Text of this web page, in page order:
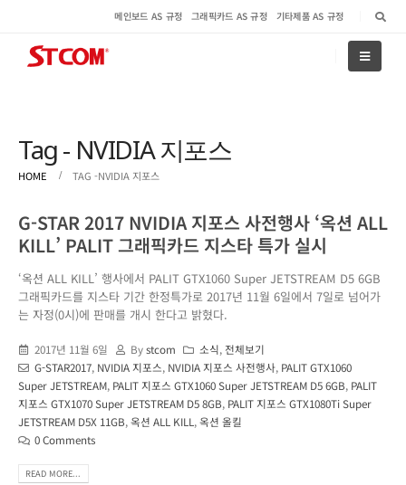
메인보드 AS 규정 그래픽카드 AS 규정 기타제품 AS 규정
Tag - NVIDIA 지포스
HOME TAG -NVIDIA 지포스
G-STAR 2017 NVIDIA 지포스 사전행사 ‘옥션 ALL
KILL’ PALIT 그래픽카드 지스타 특가 실시
‘옥션 ALL KILL’ 행사에서 PALIT GTX1060 Super JETSTREAM D5 6GB
그래픽카드를 지스타 기간 한정특가로 2017년 11월 6일에서 7일로 넘어가
는 자정(0시)에 판매를 개시 한다고 밝혔다.
2017년 11월 6일 Bystcom 소식, 전체보기
G-STAR2017, NVIDIA 지포스, NVIDIA 지포스 사전행사, PALIT GTX1060
Super JETSTREAM, PALIT 지포스 GTX1060 Super JETSTREAM D5 6GB, PALIT
지포스 GTX1070 Super JETSTREAM D5 8GB, PALIT 지포스 GTX1080Ti Super
JETSTREAM D5X 11GB,옥션 ALL KILL,옥션 올킬
0 Comments
READ MORE...